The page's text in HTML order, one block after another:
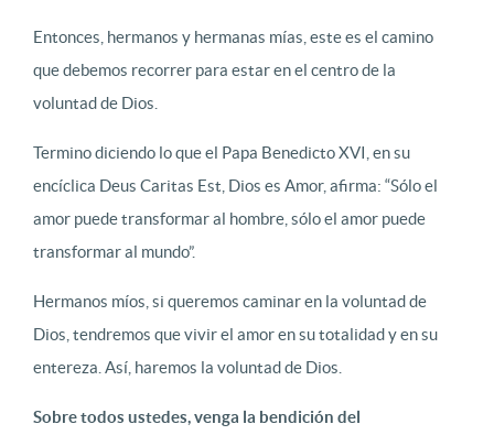
Entonces, hermanos y hermanas mías, este es el camino
que debemos recorrer para estar en el centro de la
voluntad de Dios.
Termino diciendo lo que el Papa Benedicto XVI, en su
encíclica Deus Caritas Est, Dios es Amor, afirma: “Sólo el
amor puede transformar al hombre, sólo el amor puede
transformar al mundo”.
Hermanos míos, si queremos caminar en la voluntad de
Dios, tendremos que vivir el amor en su totalidad y en su
entereza. Así, haremos la voluntad de Dios.
Sobre todos ustedes, venga la bendición del